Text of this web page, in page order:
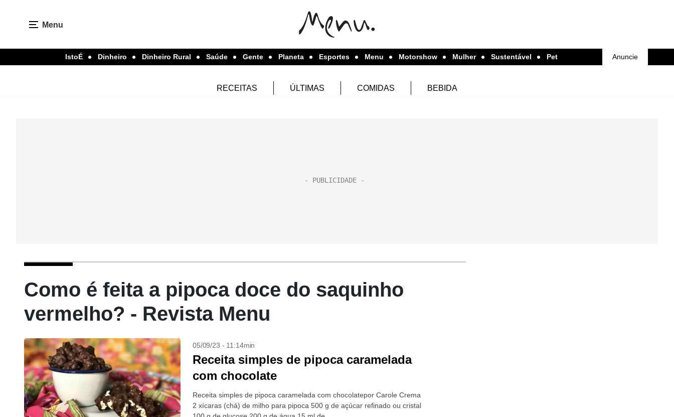
Menu
IstoÉ Dinheiro Dinheiro Rural Saúde Gente Planeta Esportes Menu Motorshow Mulher Sustentável Pet Anuncie
RECEITAS ÚLTIMAS COMIDAS BEBIDA
Como é feita a pipoca doce do saquinho
vermelho? - Revista Menu
05/09/23 - 11:14min
Receita simples de pipoca caramelada
com chocolate
Receita simples de pipoca caramelada com chocolatepor Carole Crema
2 xícaras (chá) de milho para pipoca 500 g de açúcar refinado ou cristal